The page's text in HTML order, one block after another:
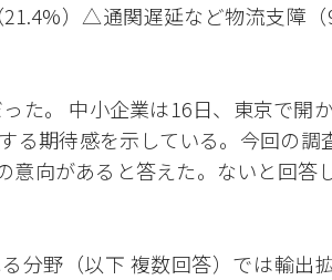
）△通関遅延など物流支障
た。 中小企業は16日、東京で開
る期待感を示している。今回の調
意向があると答えた。ないと回
分野（以下 複数回答）では輸出